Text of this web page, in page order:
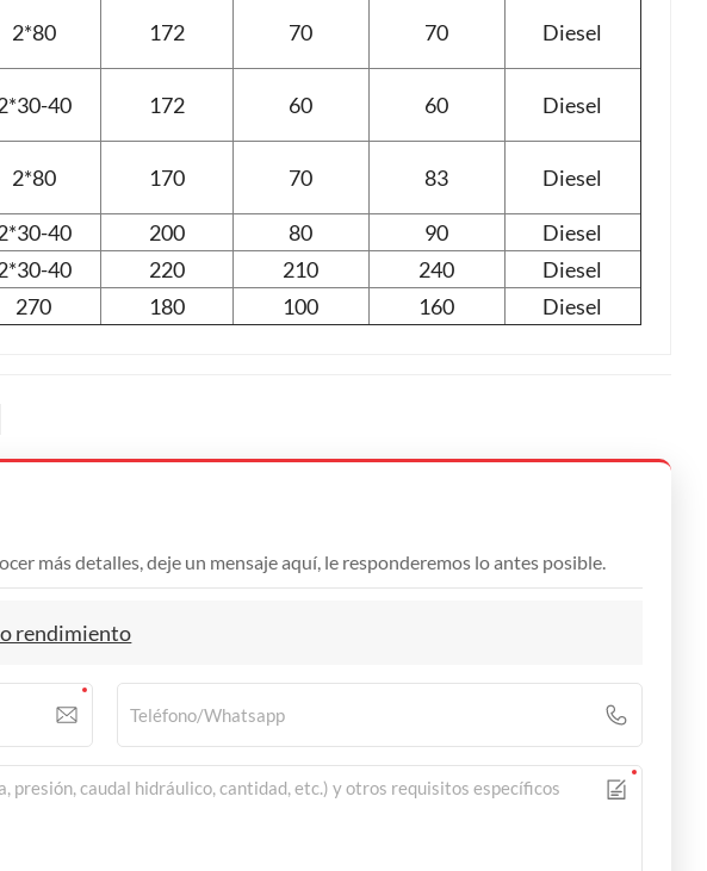
2*80 172 70 70 Diesel
40 172 60 60 Diesel
2*80 170 70 83 Diesel
40 200 80 90
Diesel
40 220 210 240
Diesel
270 180 100 160 Diesel
más detalles, deje un mensaje aquí, le responderemos lo antes posible.
rendimiento